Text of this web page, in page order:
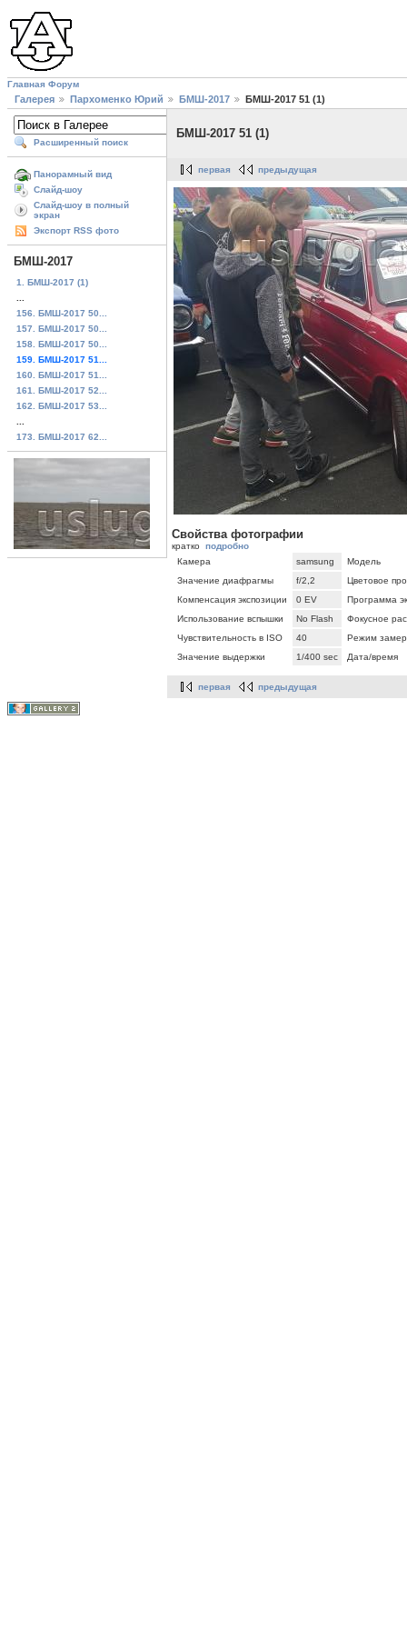
Главная Форум
Галерея Пархоменко Юрий БМШ-2017 БМШ-2017 51 (1)
Расширенный поиск
Панорамный вид
Слайд-шоу
Слайд-шоу в полный
экран
Экспорт RSS фото
БМШ-2017
1. БМШ-2017 (1)
156. БМШ-2017 50...
157. БМШ-2017 50...
158. БМШ-2017 50...
159. БМШ-2017 51...
160. БМШ-2017 51...
161. БМШ-2017 52...
162. БМШ-2017 53...
173. БМШ-2017 62...
БМШ-2017 51 (1)
первая предыдущая
Свойства фотографии
кратко подробно
Камера
samsung
Модель
Значение диафрагмы
f/2,2
Цветовое
Компенсация экспозиции
0 EV
Программа
Использование вспышки
No Flash
Фокусное
Чувствительность в ISO
40
Режим
Значение выдержки
1/400 sec Дата/время
первая предыдущая